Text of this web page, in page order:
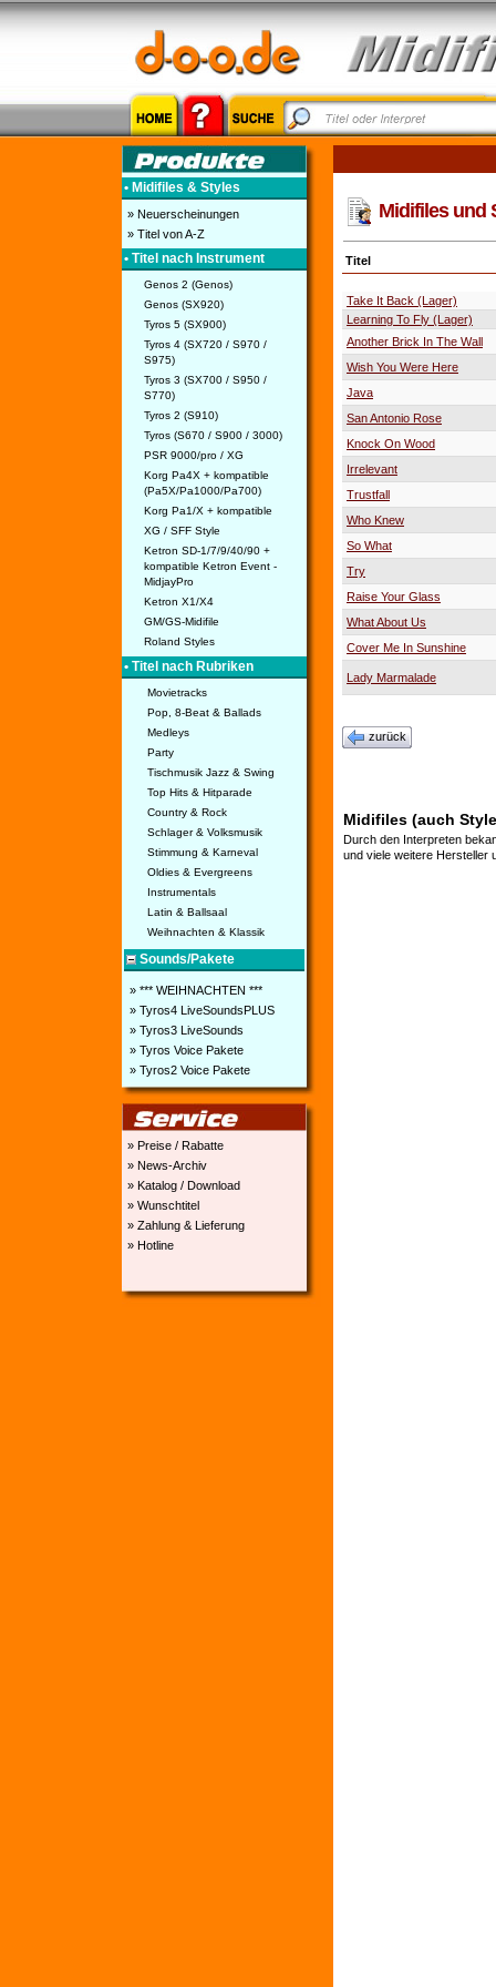
• Midifiles & Styles
» Neuerscheinungen
» Titel von A-Z
• Titel nach Instrument
Genos 2 (Genos)
Genos (SX920)
Tyros 5 (SX900)
Tyros 4 (SX720 / S970 /
S975)
Tyros 3 (SX700 / S950 /
S770)
Tyros 2 (S910)
Tyros (S670 / S900 / 3000)
PSR 9000/pro / XG
Korg Pa4X + kompatible
(Pa5X/Pa1000/Pa700)
Korg Pa1/X + kompatible
XG / SFF Style
Ketron SD-1/7/9/40/90 +
kompatible Ketron Event -
MidjayPro
Ketron X1/X4
GM/GS-Midifile
Roland Styles
• Titel nach Rubriken
Movietracks
Pop, 8-Beat & Ballads
Medleys
Party
Tischmusik Jazz & Swing
Top Hits & Hitparade
Country & Rock
Schlager & Volksmusik
Stimmung & Karneval
Oldies & Evergreens
Instrumentals
Latin & Ballsaal
Weihnachten & Klassik
Sounds/Pakete
» *** WEIHNACHTEN ***
» Tyros4 LiveSoundsPLUS
» Tyros3 LiveSounds
» Tyros Voice Pakete
» Tyros2 Voice Pakete
» Preise / Rabatte
» News-Archiv
» Katalog / Download
» Wunschtitel
» Zahlung & Lieferung
» Hotline
Midifiles und
Titel
Take It Back (Lager)
Learning To Fly (Lager)
Another Brick In The Wall
Wish You Were Here
Java
San Antonio Rose
Knock On Wood
Irrelevant
Trustfall
Who Knew
So What
Try
Raise Your Glass
What About Us
Cover Me In Sunshine
Lady Marmalade
zurück
Midifiles (auch
Durch den Interpreten
und viele weitere Hersteller